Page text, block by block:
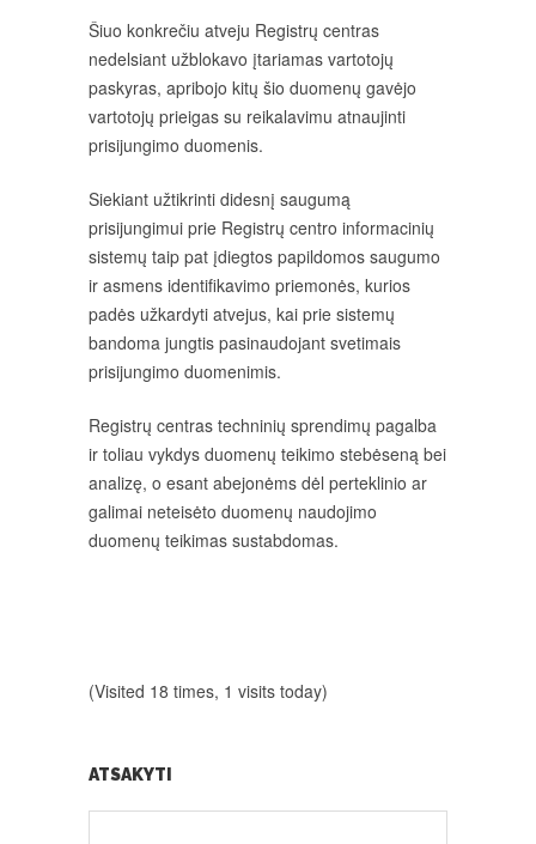
Šiuo konkrečiu atveju Registrų centras
nedelsiant užblokavo įtariamas vartotojų
paskyras, apribojo kitų šio duomenų gavėjo
vartotojų prieigas su reikalavimu atnaujinti
prisijungimo duomenis.
Siekiant užtikrinti didesnį saugumą
prisijungimui prie Registrų centro informacinių
sistemų taip pat įdiegtos papildomos saugumo
ir asmens identifikavimo priemonės, kurios
padės užkardyti atvejus, kai prie sistemų
bandoma jungtis pasinaudojant svetimais
prisijungimo duomenimis.
Registrų centras techninių sprendimų pagalba
ir toliau vykdys duomenų teikimo stebėseną bei
analizę, o esant abejonėms dėl perteklinio ar
galimai neteisėto duomenų naudojimo
duomenų teikimas sustabdomas.
(Visited 18 times, 1 visits today)
ATSAKYTI